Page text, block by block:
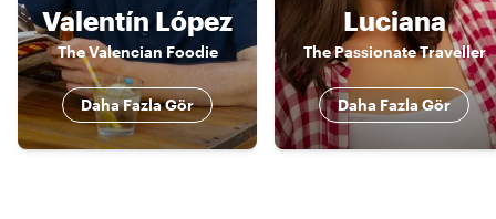
Valentín López
The Valencian Foodie
Daha Fazla Gör
Luciana
The Passionate Traveller
Daha Fazla Gör